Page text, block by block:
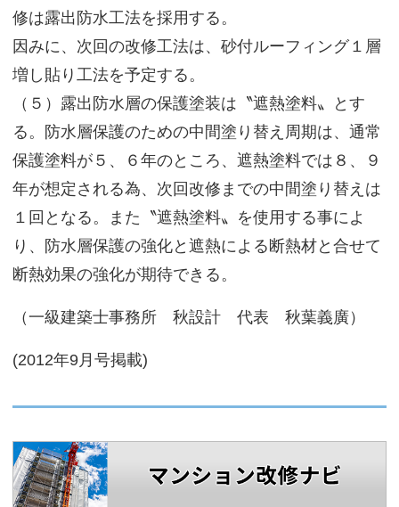
修は露出防水工法を採用する。
因みに、次回の改修工法は、砂付ルーフィング１層
増し貼り工法を予定する。
（５）露出防水層の保護塗装は〝遮熱塗料〟とす
る。防水層保護のための中間塗り替え周期は、通常
保護塗料が５、６年のところ、遮熱塗料では８、９
年が想定される為、次回改修までの中間塗り替えは
１回となる。また〝遮熱塗料〟を使用する事によ
り、防水層保護の強化と遮熱による断熱材と合せて
断熱効果の強化が期待できる。
（一級建築士事務所 秋設計 代表 秋葉義廣）
(2012年9月号掲載)